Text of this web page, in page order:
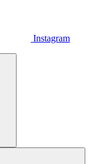
Instagram